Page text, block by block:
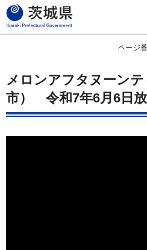
茨城県
ページ
メロンアフタヌーン
市）
令和7年6月6日